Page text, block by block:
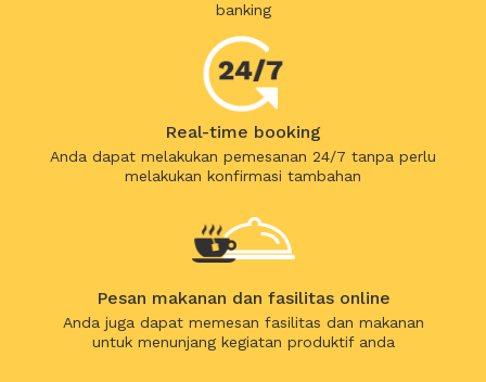
banking
Real-time booking
Anda dapat melakukan pemesanan 24/7 tanpa perlu
melakukan konfirmasi tambahan
Pesan makanan dan fasilitas online
Anda juga dapat memesan fasilitas dan makanan
untuk menunjang kegiatan produktif anda